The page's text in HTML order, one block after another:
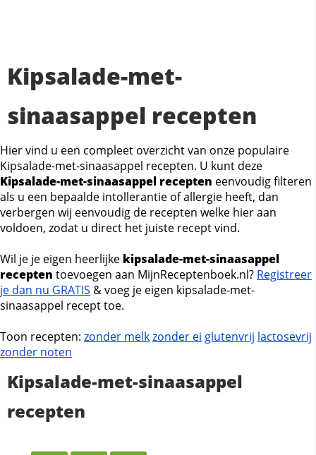
Kipsalade-met-
sinaasappel recepten
Hier vind u een compleet overzicht van onze populaire
Kipsalade-met-sinaasappel recepten. U kunt deze
Kipsalade-met-sinaasappel recepten eenvoudig filteren
als u een bepaalde intollerantie of allergie heeft, dan
verbergen wij eenvoudig de recepten welke hier aan
voldoen, zodat u direct het juiste recept vind.
Wil je je eigen heerlijke kipsalade-met-sinaasappel
recepten toevoegen aan MijnReceptenboek.nl? Registreer
je dan nu GRATIS & voeg je eigen kipsalade-met-
sinaasappel recept toe.
Toon recepten: zonder melkzonder ei glutenvrij lactosevrij
zonder noten
Kipsalade-met-sinaasappel
recepten